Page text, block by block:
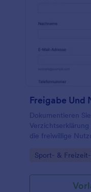
Dokumentieren
die freiwillige
Unternehmen,
Go to Category:
Sport- &